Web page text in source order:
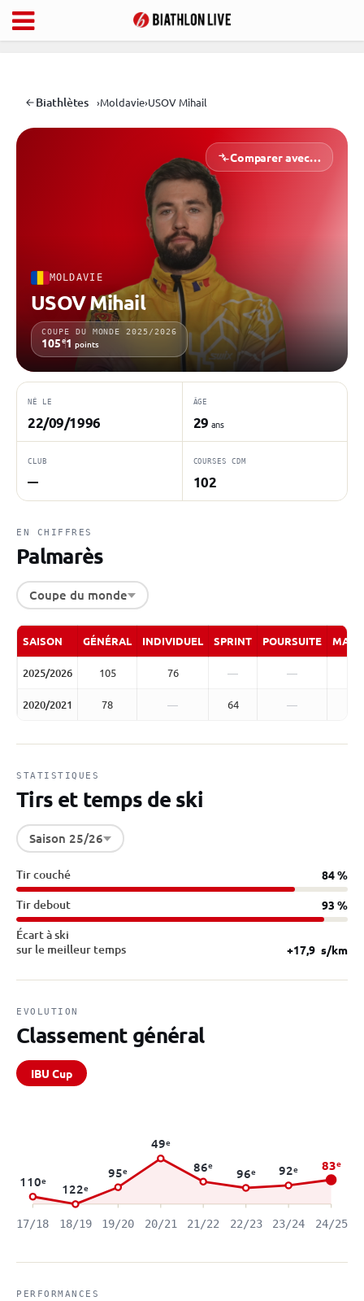
Biathlètes ›Moldavie›USOV Mihail
MOLDAVIE
USOV Mihail
COUPE DU MONDE 2025/2026
105e1 points
Comparer avec…
NÉ LE
22/09/1996
ÂGE
29 ans
CLUB
—
COURSES CDM
102
EN CHIFFRES
Palmarès
Coupe du monde
SAISON GÉNÉRAL INDIVIDUEL SPRINT POURSUITE
2025/2026 105 76 — —
2020/2021 78 — 64 —
STATISTIQUES
Tirs et temps de ski
Saison 25/26
Tir couché 84 %
Tir debout 93 %
Écart à ski
sur le meilleur temps
+17,9 s/km
EVOLUTION
Classement général
IBU Cup
110e
17/18
122e
18/19
95e
19/20
49e
20/21
86e
21/22
96e
22/23
92e
23/24
83e
24/25
PERFORMANCES